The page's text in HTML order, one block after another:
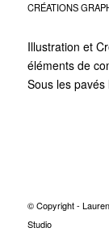
CRÉATIONS
Illustration et
éléments de
Sous les
© Copyright -
Studio